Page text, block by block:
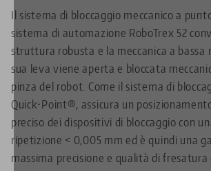
Il sistema di bloccaggio meccanico a
sistema di automazione RoboTrex 52
struttura robusta e la meccanica a bassa
sua leva viene aperta e bloccata
pinza del robot. Come il sistema di
Quick•Point®, assicura un
preciso dei dispositivi di bloccaggio con
ripetizione < 0,005 mm ed è quindi una
massima precisione e qualità di